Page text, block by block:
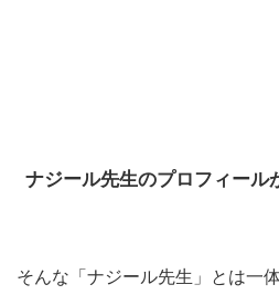
ナジール先生のプロフィール
そんな「ナジール先生」とは一